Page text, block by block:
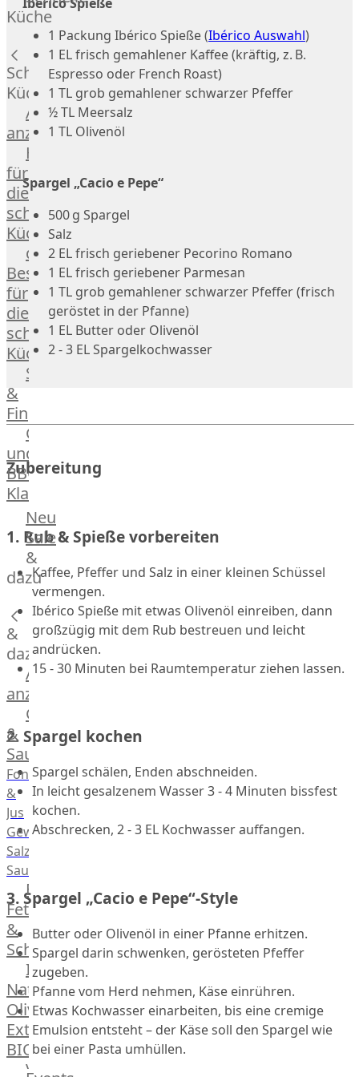
Russell
Lamm
Bison
Kaninchen
Wild
Rotwild
Elch
Dry-
Aged
Burger
Würstchen
Traditionell
klassisch
Außergewöhnlich
&
exotisch
OTTO
GOURMET
Manufaktur
Bratwurstsets
Toppings
Hackfleisch
Aufschnitt
Schinken
Küche
Schnelle
Küche
Alle
anzeigen
Hausmannskost
für
die
schnelle
Küche
das
Besondere
für
die
schnelle
Küche
Streetfood
&
Fingerfood
Grill-
und
BBQ-
Klassiker
Beilagen
Brot
Brötchen
Brot
Burger
Buns
&
Hot
Dog
Brötchen
Desserts
Neu
Sale
&
dazu
&
dazu
Alle
anzeigen
Gewürze
&
Saucen
Fonds
&
Jus
Gewürze
Salz
Saucen
Butter,
Fett
&
Schmalz
ItalianBar
Natives
Olivenöl
Extra
BIO
Veggie
1 Packung Ibérico Spieße (Ibérico Auswahl)
1 EL frisch gemahlener Kaffee (kräftig, z. B.
Espresso oder French Roast)
1 TL grob gemahlener schwarzer Pfeffer
½ TL Meersalz
1 TL Olivenöl
Spargel „Cacio e Pepe“
500 g Spargel
Salz
2 EL frisch geriebener Pecorino Romano
1 EL frisch geriebener Parmesan
1 TL grob gemahlener schwarzer Pfeffer (frisch
geröstet in der Pfanne)
1 EL Butter oder Olivenöl
2 - 3 EL Spargelkochwasser
Zubereitung
1. Rub & Spieße vorbereiten
Kaffee, Pfeffer und Salz in einer kleinen Schüssel
vermengen.
Ibérico Spieße mit etwas Olivenöl einreiben, dann
großzügig mit dem Rub bestreuen und leicht
andrücken.
15 - 30 Minuten bei Raumtemperatur ziehen lassen.
2. Spargel kochen
Spargel schälen, Enden abschneiden.
In leicht gesalzenem Wasser 3 - 4 Minuten bissfest
kochen.
Abschrecken, 2 - 3 EL Kochwasser auffangen.
3. Spargel „Cacio e Pepe“-Style
Butter oder Olivenöl in einer Pfanne erhitzen.
Spargel darin schwenken, gerösteten Pfeffer
zugeben.
Pfanne vom Herd nehmen, Käse einrühren.
Etwas Kochwasser einarbeiten, bis eine cremige
Emulsion entsteht – der Käse soll den Spargel wie
bei einer Pasta umhüllen.